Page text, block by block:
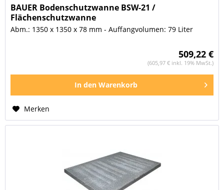
BAUER Bodenschutzwanne BSW-21 /
Flächenschutzwanne
Abm.: 1350 x 1350 x 78 mm - Auffangvolumen: 79 Liter
509,22 €
(605,97 € inkl. 19% MwSt.)
In den Warenkorb
Merken